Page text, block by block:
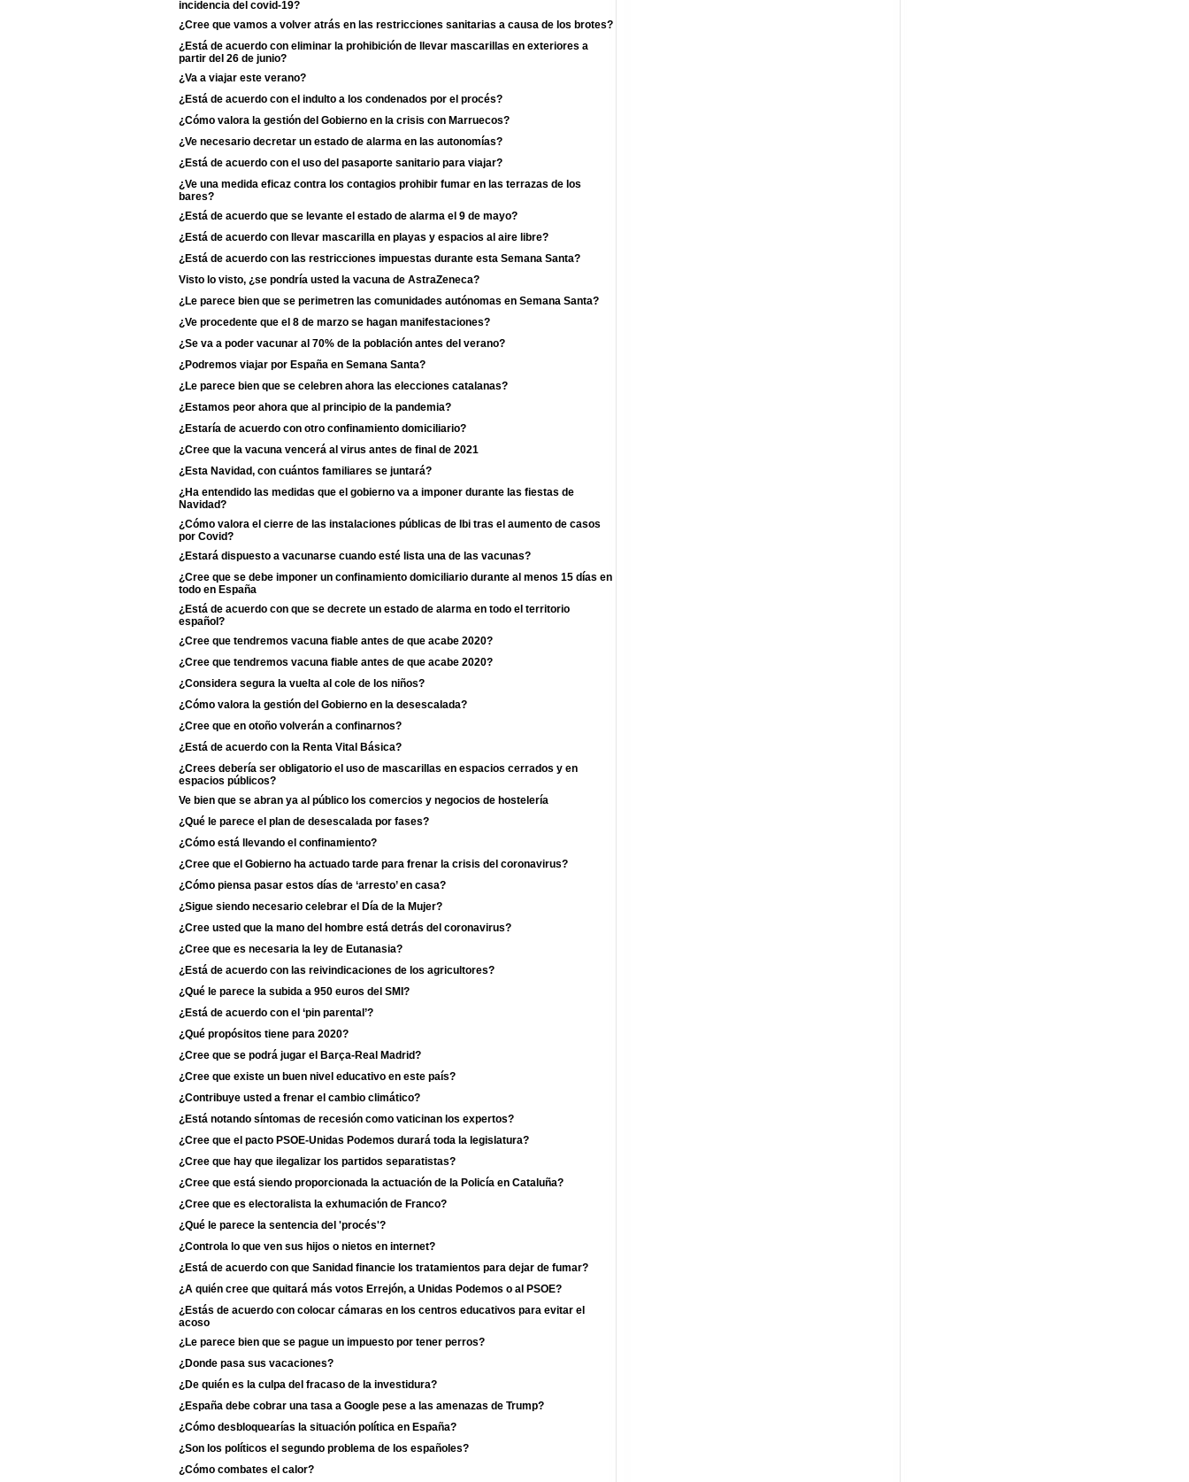
incidencia del covid-19?
¿Cree que vamos a volver atrás en las restricciones sanitarias a causa de los brotes?
¿Está de acuerdo con eliminar la prohibición de llevar mascarillas en exteriores a
partir del 26 de junio?
¿Va a viajar este verano?
¿Está de acuerdo con el indulto a los condenados por el procés?
¿Cómo valora la gestión del Gobierno en la crisis con Marruecos?
¿Ve necesario decretar un estado de alarma en las autonomías?
¿Está de acuerdo con el uso del pasaporte sanitario para viajar?
¿Ve una medida eficaz contra los contagios prohibir fumar en las terrazas de los
bares?
¿Está de acuerdo que se levante el estado de alarma el 9 de mayo?
¿Está de acuerdo con llevar mascarilla en playas y espacios al aire libre?
¿Está de acuerdo con las restricciones impuestas durante esta Semana Santa?
Visto lo visto, ¿se pondría usted la vacuna de AstraZeneca?
¿Le parece bien que se perimetren las comunidades autónomas en Semana Santa?
¿Ve procedente que el 8 de marzo se hagan manifestaciones?
¿Se va a poder vacunar al 70% de la población antes del verano?
¿Podremos viajar por España en Semana Santa?
¿Le parece bien que se celebren ahora las elecciones catalanas?
¿Estamos peor ahora que al principio de la pandemia?
¿Estaría de acuerdo con otro confinamiento domiciliario?
¿Cree que la vacuna vencerá al virus antes de final de 2021
¿Esta Navidad, con cuántos familiares se juntará?
¿Ha entendido las medidas que el gobierno va a imponer durante las fiestas de
Navidad?
¿Cómo valora el cierre de las instalaciones públicas de Ibi tras el aumento de casos
por Covid?
¿Estará dispuesto a vacunarse cuando esté lista una de las vacunas?
¿Cree que se debe imponer un confinamiento domiciliario durante al menos 15 días en
todo en España
¿Está de acuerdo con que se decrete un estado de alarma en todo el territorio
español?
¿Cree que tendremos vacuna fiable antes de que acabe 2020?
¿Cree que tendremos vacuna fiable antes de que acabe 2020?
¿Considera segura la vuelta al cole de los niños?
¿Cómo valora la gestión del Gobierno en la desescalada?
¿Cree que en otoño volverán a confinarnos?
¿Está de acuerdo con la Renta Vital Básica?
¿Crees debería ser obligatorio el uso de mascarillas en espacios cerrados y en
espacios públicos?
Ve bien que se abran ya al público los comercios y negocios de hostelería
¿Qué le parece el plan de desescalada por fases?
¿Cómo está llevando el confinamiento?
¿Cree que el Gobierno ha actuado tarde para frenar la crisis del coronavirus?
¿Cómo piensa pasar estos días de ‘arresto’ en casa?
¿Sigue siendo necesario celebrar el Día de la Mujer?
¿Cree usted que la mano del hombre está detrás del coronavirus?
¿Cree que es necesaria la ley de Eutanasia?
¿Está de acuerdo con las reivindicaciones de los agricultores?
¿Qué le parece la subida a 950 euros del SMI?
¿Está de acuerdo con el ‘pin parental’?
¿Qué propósitos tiene para 2020?
¿Cree que se podrá jugar el Barça-Real Madrid?
¿Cree que existe un buen nivel educativo en este país?
¿Contribuye usted a frenar el cambio climático?
¿Está notando síntomas de recesión como vaticinan los expertos?
¿Cree que el pacto PSOE-Unidas Podemos durará toda la legislatura?
¿Cree que hay que ilegalizar los partidos separatistas?
¿Cree que está siendo proporcionada la actuación de la Policía en Cataluña?
¿Cree que es electoralista la exhumación de Franco?
¿Qué le parece la sentencia del 'procés'?
¿Controla lo que ven sus hijos o nietos en internet?
¿Está de acuerdo con que Sanidad financie los tratamientos para dejar de fumar?
¿A quién cree que quitará más votos Errejón, a Unidas Podemos o al PSOE?
¿Estás de acuerdo con colocar cámaras en los centros educativos para evitar el
acoso
¿Le parece bien que se pague un impuesto por tener perros?
¿Donde pasa sus vacaciones?
¿De quién es la culpa del fracaso de la investidura?
¿España debe cobrar una tasa a Google pese a las amenazas de Trump?
¿Cómo desbloquearías la situación política en España?
¿Son los políticos el segundo problema de los españoles?
¿Cómo combates el calor?